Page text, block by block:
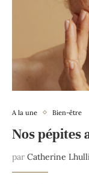
A la une Bien-être
Nos pépites
par Catherine